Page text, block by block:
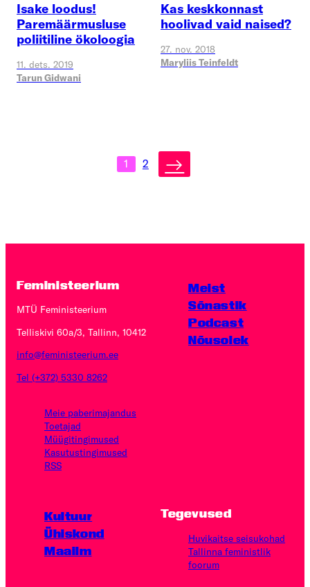
Isake loodus!
Paremäärmusluse
poliitiline ökoloogia
11. dets. 2019
Tarun Gidwani
Kas keskkonnast
hoolivad vaid naised?
27. nov. 2018
Maryliis Teinfeldt
Postituste
1 2 →
Feministeerium
MTÜ Feministeerium
Telliskivi 60a/3, Tallinn, 10412
info@feministeerium.ee
Tel (+372) 5330 8262
Meie paberimajandus
Toetajad
Müügitingimused
Kasutus­tingimused
RSS
Meist
Sõnastik
Podcast
Nõusolek
Kultuur
Ühiskond
Maailm
Tegevused
Huvikaitse seisukohad
Tallinna feministlik
foorum